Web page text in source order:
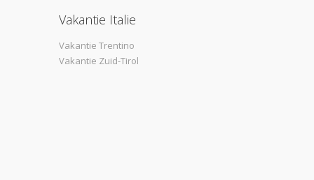
Vakantie Italie
Vakantie Trentino
Vakantie Zuid-Tirol